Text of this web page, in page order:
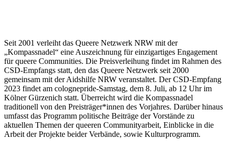
Seit 2001 verleiht das Queere Netzwerk NRW mit der
„Kompassnadel“ eine Auszeichnung für einzigartiges Engagement
für queere Communities. Die Preisverleihung findet im Rahmen des
CSD-Empfangs statt, den das Queere Netzwerk seit 2000
gemeinsam mit der Aidshilfe NRW veranstaltet. Der CSD-Empfang
2023 findet am colognepride-Samstag, dem 8. Juli, ab 12 Uhr im
Kölner Gürzenich statt. Überreicht wird die Kompassnadel
traditionell von den Preisträger*innen des Vorjahres. Darüber hinaus
umfasst das Programm politische Beiträge der Vorstände zu
aktuellen Themen der queeren Communityarbeit, Einblicke in die
Arbeit der Projekte beider Verbände, sowie Kulturprogramm.